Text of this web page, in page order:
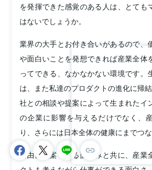
を発揮できた感覚のある人は、とても
はないでしょうか。
業界の大手とお付き合いがあるので、
や面白いことを発想できれば産業全体
ってできる、なかなかない環境です。
は、また私達のプロダクトの進化に帰
社との相談や提案によって生まれたイ
の企業に影響を与えるだけでなく、
り、さらには日本全体の健康にまでつな
自由に提案できる面白みと共に、産業